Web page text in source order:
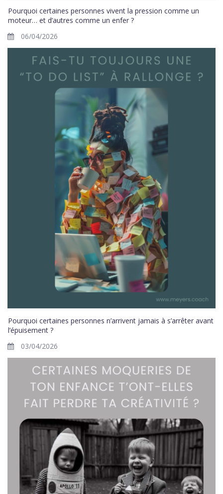
Pourquoi certaines personnes vivent la pression comme un
moteur… et d’autres comme un enfer ?
06/04/2026
Pourquoi certaines personnes n’arrivent jamais à s’arrêter avant
l’épuisement ?
03/04/2026